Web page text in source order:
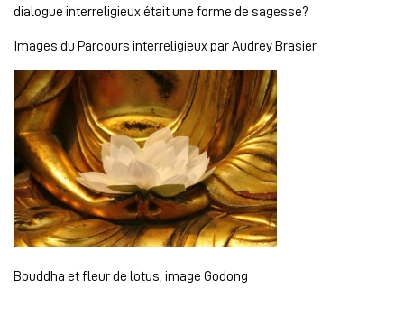
dialogue interreligieux était une forme de sagesse?
Images du Parcours interreligieux par Audrey Brasier
Bouddha et fleur de lotus, image Godong